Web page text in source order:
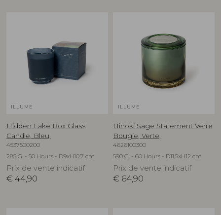
ILLUME
Hidden Lake Box Glass
Candle, Bleu,
4537500200
285 G. - 50 Hours - D9xH10,7 cm
Prix de vente indicatif
€ 44,90
ILLUME
Hinoki Sage Statement Verre
Bougie, Verte,
4626100300
590 G. - 60 Hours - D11,5xH12 cm
Prix de vente indicatif
€ 64,90